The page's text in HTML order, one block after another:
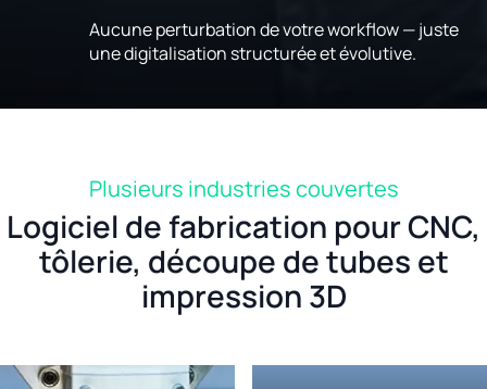
Aucune perturbation de votre workflow — juste
une digitalisation structurée et évolutive.
Plusieurs industries couvertes
Logiciel de fabrication pour CNC,
tôlerie, découpe de tubes et
impression 3D